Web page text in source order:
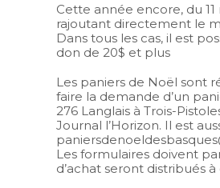
Cette année encore, du
rajoutant directement le
Dans tous les cas, il est
don de 20$ et plus
Les paniers de Noël sont
faire la demande d’un
276 Langlais à Trois-
Journal l’Horizon. Il est
Les formulaires doivent
d’achat seront distribués